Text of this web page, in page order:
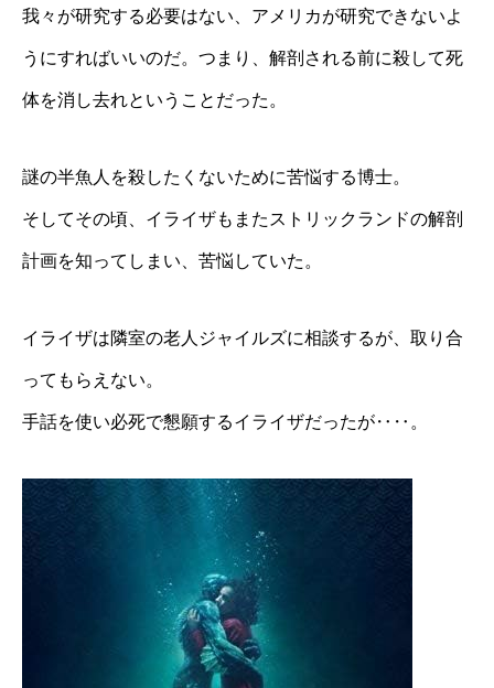
我々が研究する必要はない、アメリカが研究できないよ
うにすればいいのだ。つまり、解剖される前に殺して死
体を消し去れということだった。
謎の半魚人を殺したくないために苦悩する博士。
そしてその頃、イライザもまたストリックランドの解剖
計画を知ってしまい、苦悩していた。
イライザは隣室の老人ジャイルズに相談するが、取り合
ってもらえない。
手話を使い必死で懇願するイライザだったが‥‥。